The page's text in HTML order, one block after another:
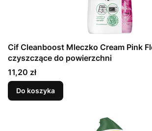
Cif Cleanboost Mleczko Cream Pink
czyszczące do powierzchni
Cena
11,20 zł
Do koszyka